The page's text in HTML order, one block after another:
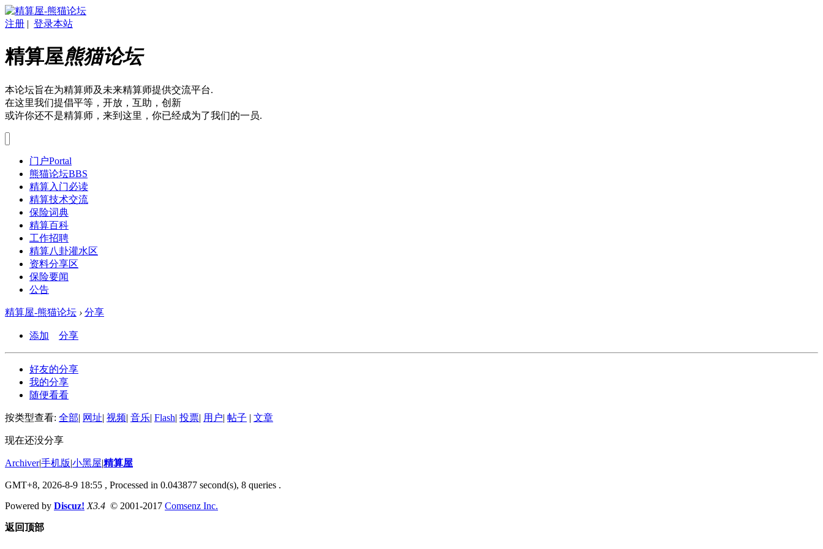
注册 | 登录本站
精算屋熊猫论坛
本论坛旨在为精算师及未来精算师提供交流平台.
在这里我们提倡平等，开放，互助，创新
或许你还不是精算师，来到这里，你已经成为了我们的一员.
门户Portal
熊猫论坛BBS
精算入门必读
精算技术交流
保险词典
精算百科
工作招聘
精算八卦灌水区
资料分享区
保险要闻
公告
精算屋-熊猫论坛 › 分享
添加 分享
好友的分享
我的分享
随便看看
按类型查看: 全部| 网址| 视频| 音乐| Flash| 投票| 用户| 帖子 | 文章
现在还没分享
Archiver|手机版|小黑屋|精算屋
GMT+8, 2026-8-9 18:55 , Processed in 0.043877 second(s), 8 queries .
Powered by Discuz! X3.4 © 2001-2017 Comsenz Inc.
返回顶部